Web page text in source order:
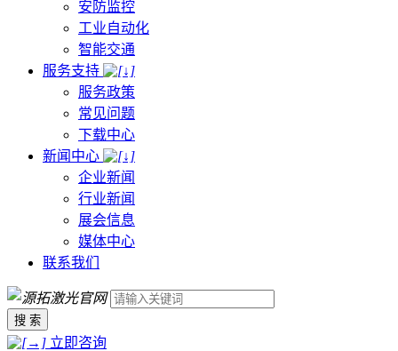
安防监控
工业自动化
智能交通
服务支持
服务政策
常见问题
下载中心
新闻中心
企业新闻
行业新闻
展会信息
媒体中心
联系我们
搜 索
立即咨询